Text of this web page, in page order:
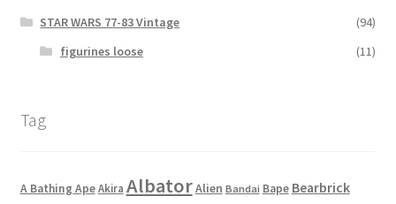
STAR WARS 77-83 Vintage
(94)
figurines loose
(11)
Tag
A Bathing Ape Akira AlbatorAlien Bandai Bape Bearbrick